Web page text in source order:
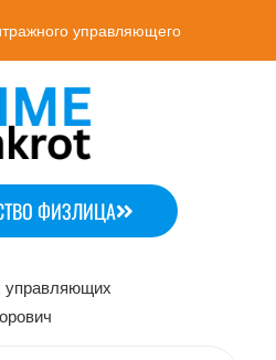
управляющего
ФИЗЛИЦА
управляющих